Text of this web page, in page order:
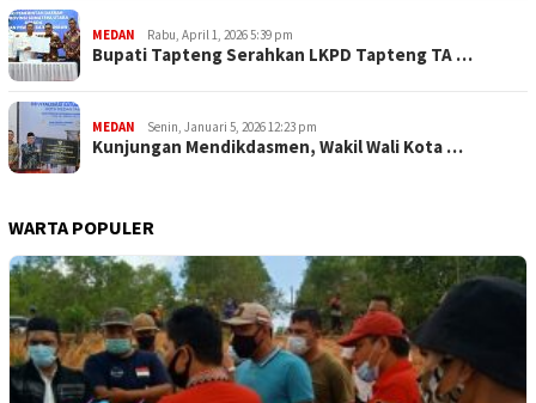
MEDAN Rabu, April 1, 2026 5:39 pm
Bupati Tapteng Serahkan LKPD Tapteng TA …
MEDAN Senin, Januari 5, 2026 12:23 pm
Kunjungan Mendikdasmen, Wakil Wali Kota …
WARTA POPULER